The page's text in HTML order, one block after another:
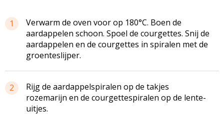
1
Verwarm de oven voor op 180°C. Boen de
aardappelen schoon. Spoel de courgettes. Snij de
aardappelen en de courgettes in spiralen met de
groenteslijper.
2
Rijg de aardappelspiralen op de takjes
rozemarijn en de courgettespiralen op de lente-
uitjes.